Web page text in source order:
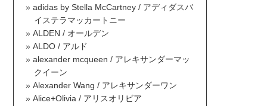
adidas by Stella McCartney / アディダスバ
イステラマッカートニー
ALDEN / オールデン
ALDO / アルド
alexander mcqueen / アレキサンダーマッ
クイーン
Alexander Wang / アレキサンダーワン
Alice+Olivia / アリスオリビア